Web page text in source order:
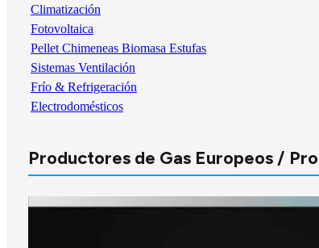
Climatización
Fotovoltaica
Pellet Chimeneas Biomasa Estufas
Sistemas Ventilación
Frío & Refrigeración
Electrodomésticos
Productores de Gas Europeos /